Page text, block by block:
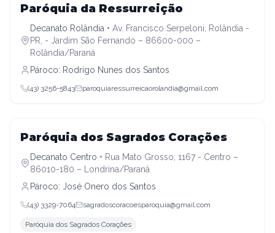
Decanato Rolândia
Paróquia da Ressurreição
Decanato Rolândia • Av. Francisco Serpeloni, Rolândia -
PR, - Jardim São Fernando – 86600-000 –
Rolândia/Paraná
Pároco: Rodrigo Nunes dos Santos
(43) 3256-5843 paroquiaressurreicaorolandia@gmail.com
Decanato Centro
Paróquia dos Sagrados Corações
Decanato Centro • Rua Mato Grosso, 1167 - Centro –
86010-180 – Londrina/Paraná
Pároco: José Onero dos Santos
(43) 3329-7064 sagradoscoracoesparoquia@gmail.com
Paróquia dos Sagrados Corações